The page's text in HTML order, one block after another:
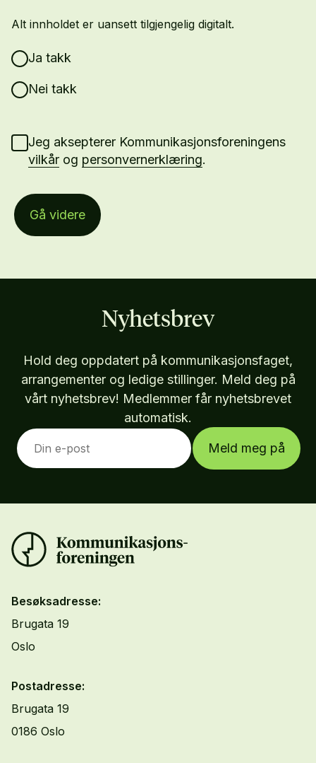
Alt innholdet er uansett tilgjengelig digitalt.
Ja takk
Nei takk
Jeg aksepterer Kommunikasjonsforeningens
vilkår og personvernerklæring.
Gå videre
Nyhetsbrev
Hold deg oppdatert på kommunikasjonsfaget,
arrangementer og ledige stillinger. Meld deg på
vårt nyhetsbrev! Medlemmer får nyhetsbrevet
automatisk.
Meld meg på
Besøksadresse:
Brugata 19
Oslo
Postadresse:
Brugata 19
0186 Oslo